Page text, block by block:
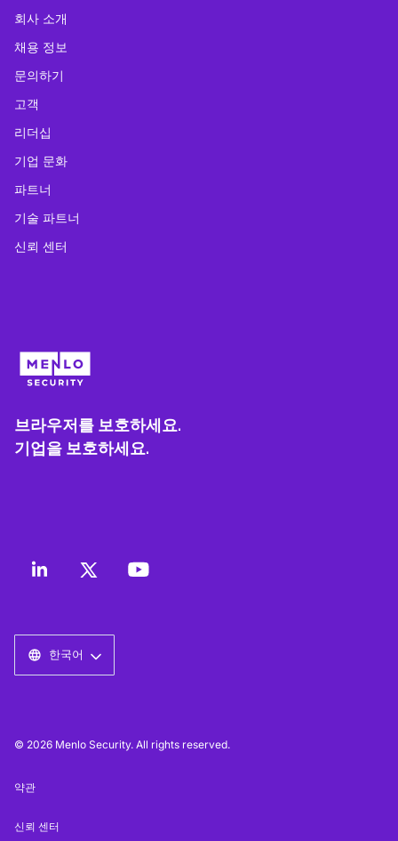
회사 소개
채용 정보
문의하기
고객
리더십
기업 문화
파트너
기술 파트너
신뢰 센터
브라우저를 보호하세요.
기업을 보호하세요.
한국어
© 2026 Menlo Security. All rights reserved.
약관
신뢰 센터